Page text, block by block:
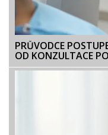
PRŮVODCE
OD KONZULTACE